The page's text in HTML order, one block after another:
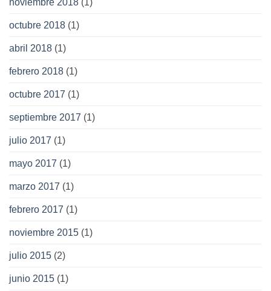
octubre 2018 (1)
abril 2018 (1)
febrero 2018 (1)
octubre 2017 (1)
septiembre 2017 (1)
julio 2017 (1)
mayo 2017 (1)
marzo 2017 (1)
febrero 2017 (1)
noviembre 2015 (1)
julio 2015 (2)
junio 2015 (1)